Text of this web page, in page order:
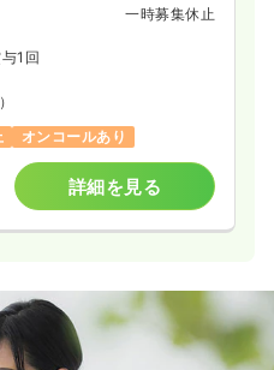
一時募集休止
1回
オンコールあり
詳細を見る